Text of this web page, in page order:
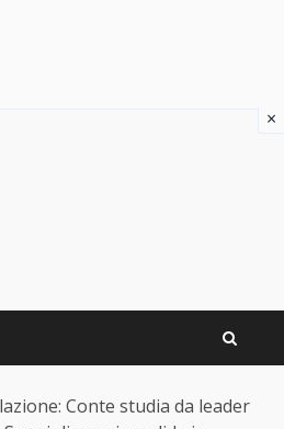
Conte studia da leader
×